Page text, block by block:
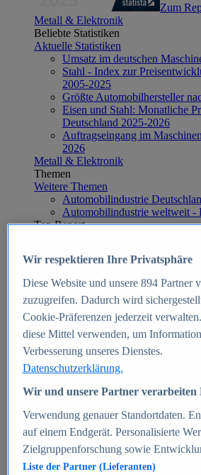
Zum
Metall & Elektronik
Beliebte Statistiken
Aktuelle Statistiken
Umsatz im deutschen
Stahl - Index zur
2005-2025
Größte Automobilhersteller
Eisen und Stahl: Monatliche
Deutschland 2025-2026
Auftragseingang im
2026
Metall & Elektronik
Themen
Weitere Themen
Automobilindustrie
Automobilindustrie weltweit -
Top Report
Zum
E-commerce
Beliebte Statistiken
Aktuelle Statistiken
E-Commerce - Entwicklung
Deutschland 1999-2025
Umsatz von Amazon in
2010-2025
B2C-E-Commerce: Top-50
Deutschland 2024
Marktanteile von Online-
Deutschland 2024
Umsatzstarke Warengruppen
Deutschland 2023-2025
Wir respektieren Ihre Privatsphäre
Diese Website und unsere 894Partner
zuzugreifen. Dadurch wird
Cookie-Präferenzen jederzeit
diese Mittel verwenden, um
Verbesserung unseres Dienstes.
Datenschutzerklärung.
Wir und unsere Partner verarbeiten
Verwendung genauer Standortdaten.
auf einem Endgerät. Personalisierte
Zielgruppenforschung sowie
Liste der Partner (Lieferanten)